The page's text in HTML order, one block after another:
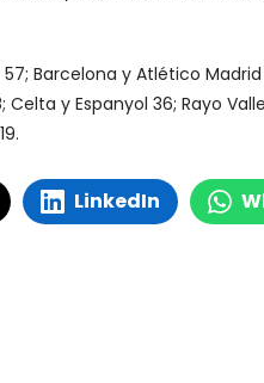
Barcelona y Atlético
y Espanyol 36; Rayo
LinkedIn